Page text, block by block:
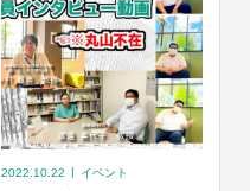
2022.10.22 イベント